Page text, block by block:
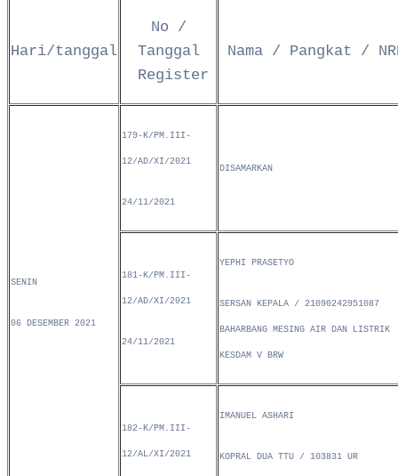
Hari/tanggal
No /
Tanggal
Register
Nama / Pangkat /
SENIN
06 DESEMBER 2021
179-K/PM.III-
12/AD/XI/2021
24/11/2021
DISAMARKAN
181-K/PM.III-
12/AD/XI/2021
24/11/2021
YEPHI PRASETYO
SERSAN KEPALA / 21090242951087
BAHARBANG MESING AIR DAN LISTRIK
KESDAM V BRW
182-K/PM.III-
12/AL/XI/2021
IMANUEL ASHARI
KOPRAL DUA TTU / 103831 UR